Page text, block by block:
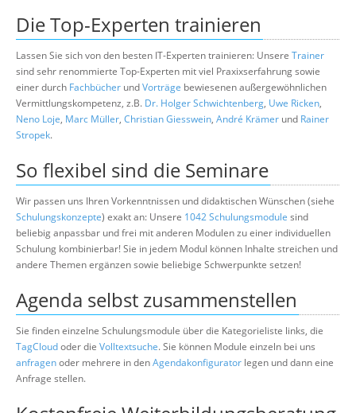
Die Top-Experten trainieren
Lassen Sie sich von den besten IT-Experten trainieren: Unsere Trainer
sind sehr renommierte Top-Experten mit viel Praxixserfahrung sowie
einer durch Fachbücher undVorträge bewiesenen außergewöhnlichen
Vermittlungskompetenz, z.B. Dr. Holger Schwichtenberg, Uwe Ricken,
Neno Loje, Marc Müller, Christian Giesswein, André Krämer und Rainer
Stropek.
So flexibel sind die Seminare
Wir passen uns Ihren Vorkenntnissen und didaktischen Wünschen (siehe
Schulungskonzepte) exakt an: Unsere 1042 Schulungsmodule sind
beliebig anpassbar und frei mit anderen Modulen zu einer individuellen
Schulung kombinierbar! Sie in jedem Modul können Inhalte streichen und
andere Themen ergänzen sowie beliebige Schwerpunkte setzen!
Agenda selbst zusammenstellen
Sie finden einzelne Schulungsmodule über die Kategorieliste links, die
TagCloudoder die Volltextsuche. Sie können Module einzeln bei uns
anfragenoder mehrere in denAgendakonfigurator legen und dann eine
Anfrage stellen.